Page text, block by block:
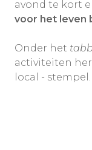
avond te kort
voor het leven
Onder het
activiteiten
local - stempel.